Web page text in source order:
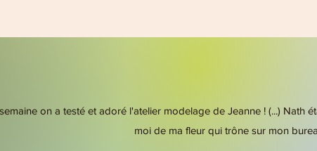
on a testé et adoré l'atelier modelage de Jeanne ! (...) Nath
moi de ma fleur qui trône sur mon